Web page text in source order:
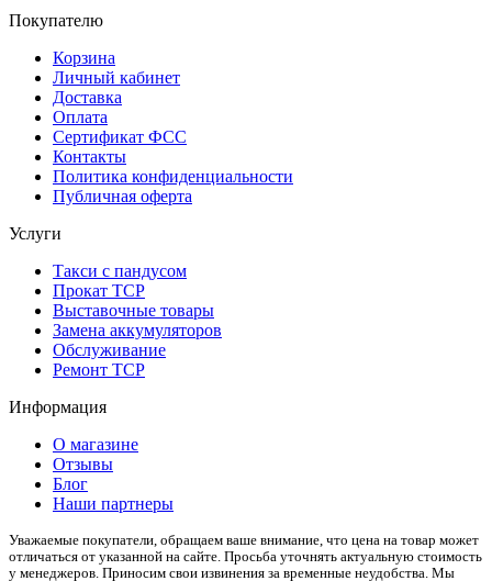
Покупателю
Корзина
Личный кабинет
Доставка
Оплата
Сертификат ФСС
Контакты
Политика конфиденциальности
Публичная оферта
Услуги
Такси с пандусом
Прокат ТСР
Выставочные товары
Замена аккумуляторов
Обслуживание
Ремонт ТСР
Информация
О магазине
Отзывы
Блог
Наши партнеры
Уважаемые покупатели, обращаем ваше внимание, что цена на товар может
отличаться от указанной на сайте. Просьба уточнять актуальную стоимость
у менеджеров. Приносим свои извинения за временные неудобства. Мы